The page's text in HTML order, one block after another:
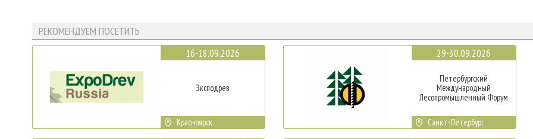
РЕКОМЕНДУЕМ ПОСЕТИТЬ
16-18.09.2026
Эксподрев
Красноярск
29-30.09.2026
Петербургский
Международный
Лесопромышленный Форум
Санкт-Петербург